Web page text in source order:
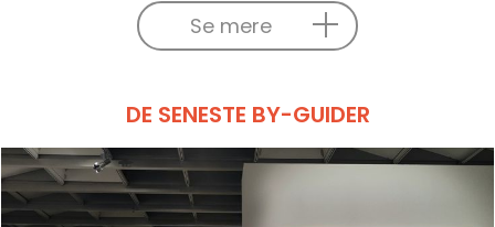
Se mere
DE SENESTE BY-GUIDER